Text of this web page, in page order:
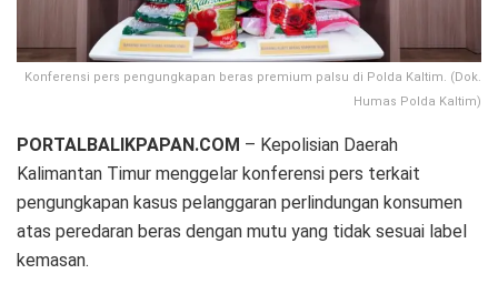
Konferensi pers pengungkapan beras premium palsu di Polda Kaltim. (Dok.
Humas Polda Kaltim)
PORTALBALIKPAPAN.COM – Kepolisian Daerah
Kalimantan Timur menggelar konferensi pers terkait
pengungkapan kasus pelanggaran perlindungan konsumen
atas peredaran beras dengan mutu yang tidak sesuai label
kemasan.